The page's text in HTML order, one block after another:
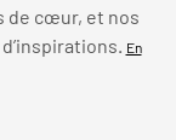
de cœur, et nos
En